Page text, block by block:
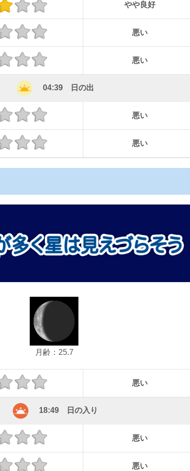
やや良好
悪い
悪い
04:39 日の出
悪い
悪い
月齢：25.7
悪い
18:49 日の入り
悪い
悪い